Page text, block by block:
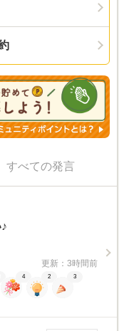
すべての発言
更新：3時間前
4 2 3